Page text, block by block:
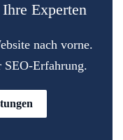
Experten
nach vorne.
SEO-Erfahrung.